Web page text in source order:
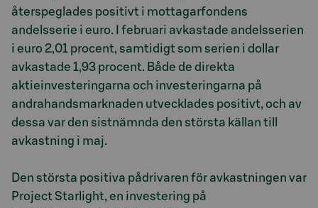
återspeglades positivt i mottagarfondens
andelsserie i euro. I februari avkastade andelsserien
i euro 2,01 procent, samtidigt som serien i dollar
avkastade 1,93 procent. Både de direkta
aktieinvesteringarna och investeringarna på
andrahandsmarknaden utvecklades positivt, och av
dessa var den sistnämnda den största källan till
avkastning i maj.
Den största positiva pådrivaren för avkastningen var
Project Starlight, en investering på